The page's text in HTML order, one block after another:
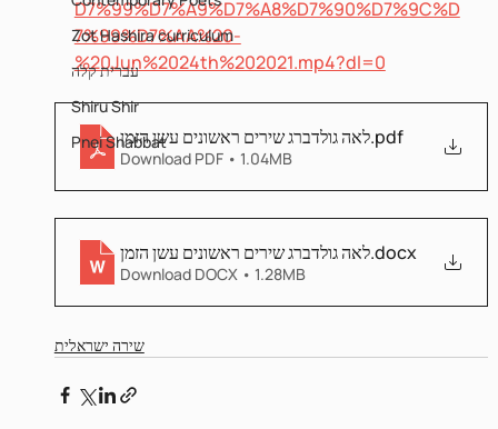
Zot Hashira curriculum
עברית קלה
Shiru Shir
Pnei Shabbat
D7%99%D7%A9%D7%A8%D7%90%D7%9C%D
7%99%D7%AA%20-
%20Jun%2024th%202021.mp4?dl=0
לאה גולדברג שירים ראשונים עשן הזמן.pdf
Download PDF • 1.04MB
לאה גולדברג שירים ראשונים עשן הזמן.docx
Download DOCX • 1.28MB
שירה ישראלית